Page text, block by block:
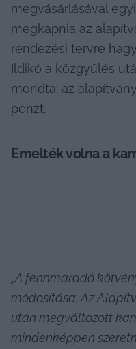
megvásárlásával
megkapnia az
rendezési tervre
Ildikó a közgyűlés
mondta: az
pénzt.
Emelték volna a
„A fennmaradó
módosítása. Az
után megváltozott
mindenképpen